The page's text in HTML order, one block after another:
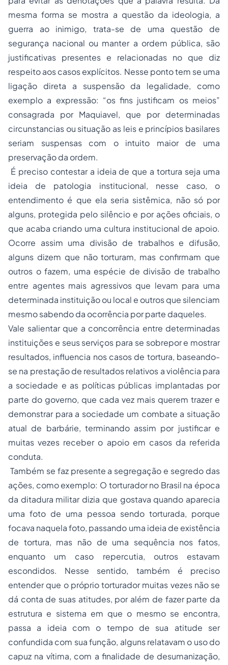
mesma forma se mostra a questão da ideologia, a
guerra ao inimigo, trata-se de uma questão de
segurança nacional ou manter a ordem pública, são
justificativas presentes e relacionadas no que diz
respeito aos casos explícitos. Nesse ponto tem se uma
ligação direta a suspensão da legalidade, como
exemplo a expressão: “os fins justificam os meios”
consagrada por Maquiavel, que por determinadas
circunstancias ou situação as leis e princípios basilares
seriam suspensas com o intuito maior de uma
preservação da ordem.
É preciso contestar a ideia de que a tortura seja uma
ideia de patologia institucional, nesse caso, o
entendimento é que ela seria sistêmica, não só por
alguns, protegida pelo silêncio e por ações oficiais, o
que acaba criando uma cultura institucional de apoio.
Ocorre assim uma divisão de trabalhos e difusão,
alguns dizem que não torturam, mas confirmam que
outros o fazem, uma espécie de divisão de trabalho
entre agentes mais agressivos que levam para uma
determinada instituição ou local e outros que silenciam
mesmo sabendo da ocorrência por parte daqueles.
Vale salientar que a concorrência entre determinadas
instituições e seus serviços para se sobrepor e mostrar
resultados, influencia nos casos de tortura, baseando-
se na prestação de resultados relativos a violência para
a sociedade e as políticas públicas implantadas por
parte do governo, que cada vez mais querem trazer e
demonstrar para a sociedade um combate a situação
atual de barbárie, terminando assim por justificar e
muitas vezes receber o apoio em casos da referida
conduta.
Também se faz presente a segregação e segredo das
ações, como exemplo: O torturador no Brasil na época
da ditadura militar dizia que gostava quando aparecia
uma foto de uma pessoa sendo torturada, porque
focava naquela foto, passando uma ideia de existência
de tortura, mas não de uma sequência nos fatos,
enquanto um caso repercutia, outros estavam
escondidos. Nesse sentido, também é preciso
entender que o próprio torturador muitas vezes não se
dá conta de suas atitudes, por além de fazer parte da
estrutura e sistema em que o mesmo se encontra,
passa a ideia com o tempo de sua atitude ser
confundida com sua função, alguns relatavam o uso do
capuz na vítima, com a finalidade de desumanização,